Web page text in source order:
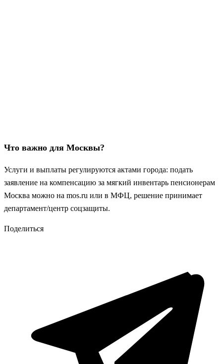
Что важно для Москвы?
Услуги и выплаты регулируются актами города: подать
заявление на компенсацию за мягкий инвентарь пенсионерам
Москва можно на mos.ru или в МФЦ, решение принимает
департамент/центр соцзащиты.
Поделиться